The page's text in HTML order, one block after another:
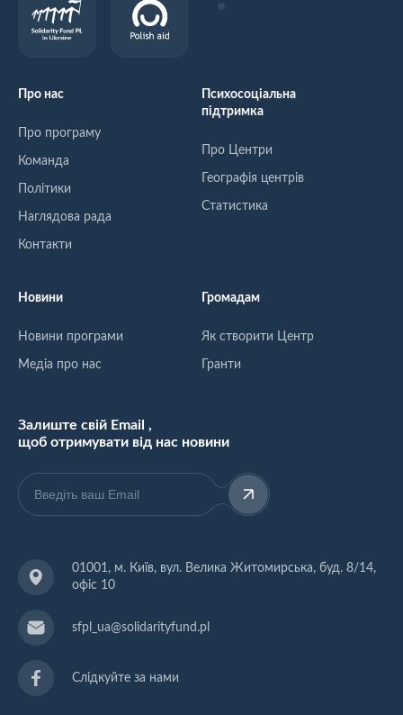
Залиште свій Email ,
щоб отримувати від нас новини
Про нас
Про програму
Команда
Політики
Наглядова рада
Контакти
Психосоціальна
підтримка
Про Центри
Географія центрів
Статистика
Новини
Новини програми
Медіа про нас
Громадам
Як створити Центр
Гранти
01001, м. Київ, вул. Велика Житомирська, буд. 8/14,
офіс 10
sfpl_ua@solidarityfund.pl
Слідкуйте за нами